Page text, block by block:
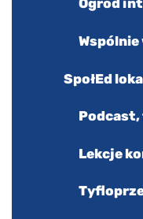
Ogród
Wspólnie
SpołEd
Lekcje